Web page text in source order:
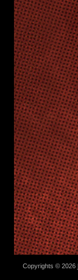
Copyrights © 2026